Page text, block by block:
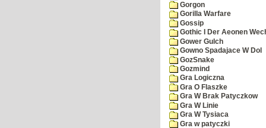
Gorgon
Gorilla Warfare
Gossip
Gothic I Der Aeonen
Gower Gulch
Gowno Spadajace W Dol
GozSnake
Gozmind
Gra Logiczna
Gra O Flaszke
Gra W Brak Patyczkow
Gra W Linie
Gra W Tysiaca
Gra w patyczki